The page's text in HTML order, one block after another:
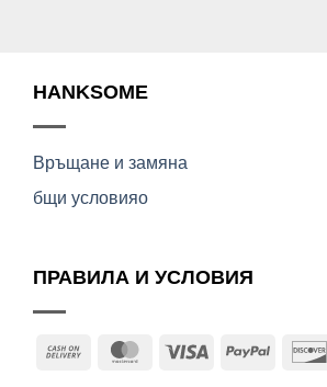
HANKSOME
Връщане и замяна
бщи условияо
ПРАВИЛА И УСЛОВИЯ
Cash
MasterCard
Visa PayPal